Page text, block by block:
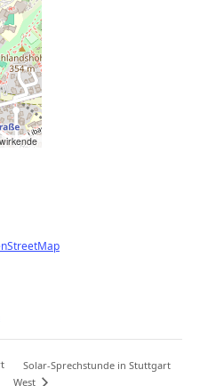
Solar-Sprechstunde in Stuttgart
West